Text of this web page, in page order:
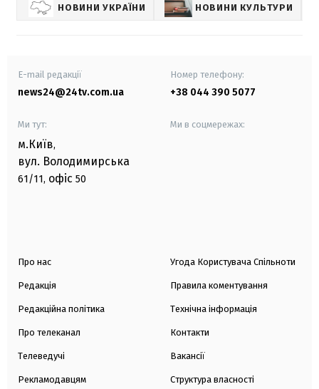
НОВИНИ УКРАЇНИ НОВИНИ КУЛЬТУРИ
E-mail редакції
news24@24tv.com.ua
Номер телефону:
+38 044 390 5077
Ми тут:
м.Київ,
вул. Володимирська
61/11, офіс 50
Ми в соцмережах:
Про нас
Редакція
Редакційна політика
Про телеканал
Телеведучі
Рекламодавцям
Угода Користувача Спільноти
Правила коментування
Технічна інформація
Контакти
Вакансії
Структура власності